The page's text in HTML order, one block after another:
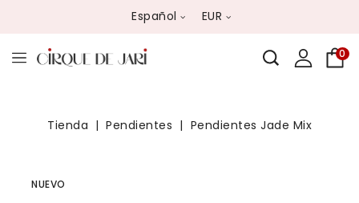
EUR
Español
0
Tienda Pendientes Pendientes Jade Mix
NUEVO